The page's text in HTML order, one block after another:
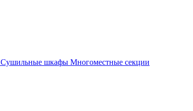
Cушильные шкафы Многоместные секции